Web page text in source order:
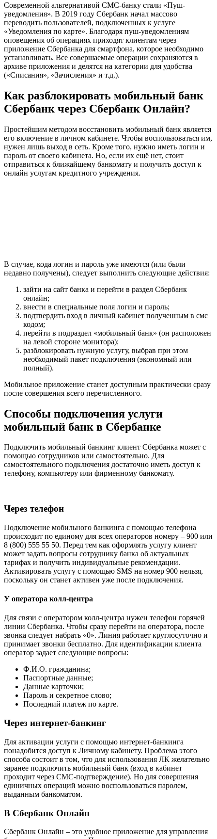
Современной альтернативой СМС-банку стали «Пуш-
уведомления». В 2019 году Сбербанк начал массово
переводить пользователей, подключенных к услуге
«Уведомления по карте». Благодаря пуш-уведомлениям
оповещения об операциях приходят клиентам через
приложение Сбербанка для смартфона, которое необходимо
устанавливать. Все совершаемые операции сохраняются в
архиве приложения и делятся на категории для удобства
(«Списания», «Зачисления» и т.д.).
Как разблокировать мобильный банк
Сбербанк через Сбербанк Онлайн?
Простейшим методом восстановить мобильный банк является
его включение в личном кабинете. Чтобы воспользоваться им,
нужен лишь выход в сеть. Кроме того, нужно иметь логин и
пароль от своего кабинета. Но, если их ещё нет, стоит
отправиться к ближайшему банкомату и получить доступ к
онлайн услугам кредитного учреждения.
В случае, кода логин и пароль уже имеются (или были
недавно получены), следует выполнить следующие действия:
зайти на сайт банка и перейти в раздел Сбербанк
онлайн;
внести в специальные поля логин и пароль;
подтвердить вход в личный кабинет полученным в смс
кодом;
перейти в подраздел «мобильный банк» (он расположен
на левой стороне монитора);
разблокировать нужную услугу, выбрав при этом
необходимый пакет подключения (экономный или
полный).
Мобильное приложение станет доступным практически сразу
после совершения всего перечисленного.
Способы подключения услуги
мобильный банк в Сбербанке
Подключить мобильный банкинг клиент Сбербанка может с
помощью сотрудников или самостоятельно. Для
самостоятельного подключения достаточно иметь доступ к
телефону, компьютеру или фирменному банкомату.
Через телефон
Подключение мобильного банкинга с помощью телефона
происходит по единому для всех операторов номеру – 900 или
8 (800) 555 55 50. Перед тем как оформлять услугу клиент
может задать вопросы сотруднику банка об актуальных
тарифах и получить индивидуальные рекомендации.
Активировать услугу с помощью SMS на номер 900 нельзя,
поскольку он станет активен уже после подключения.
У оператора колл-центра
Для связи с оператором колл-центра нужен телефон горячей
линии Сбербанка. Чтобы сразу перейти на оператора, после
звонка следует набрать «0». Линия работает круглосуточно и
принимает звонки бесплатно. Для идентификации клиента
оператор задает следующие вопросы:
Ф.И.О. гражданина;
Паспортные данные;
Данные карточки;
Пароль и секретное слово;
Последний платеж по карте.
Через интернет-банкинг
Для активации услуги с помощью интернет-банкинга
понадобится доступ к Личному кабинету. Проблема этого
способа состоит в том, что для использования ЛК желательно
заранее подключить мобильный банк (вход в кабинет
проходит через СМС-подтверждение). Но для совершения
единичных операций можно воспользоваться паролем,
выданным банкоматом.
В Сбербанк Онлайн
Сбербанк Онлайн – это удобное приложение для управления